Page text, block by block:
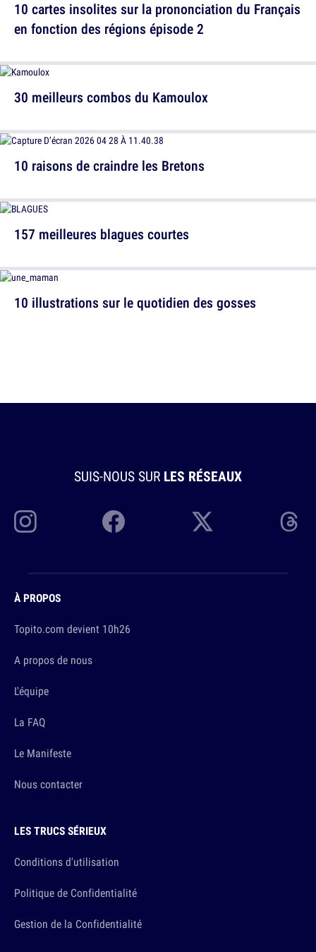
10 cartes insolites sur la prononciation du Français
en fonction des régions épisode 2
10 raisons de craindre les Bretons
10 illustrations sur le quotidien des gosses
30 meilleurs combos du Kamoulox
157 meilleures blagues courtes
SUIS-NOUS SUR LES RÉSEAUX
À PROPOS
Topito.com devient 10h26
A propos de nous
L'équipe
La FAQ
Le Manifeste
Nous contacter
LES TRUCS SÉRIEUX
Conditions d'utilisation
Politique de Confidentialité
Gestion de la Confidentialité